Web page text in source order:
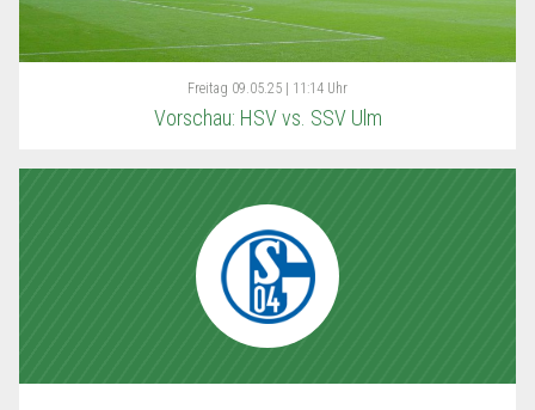
Freitag 09.05.25 | 11:14 Uhr
Vorschau: HSV vs. SSV Ulm